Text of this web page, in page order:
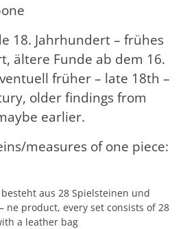
18. Jahrhundert – frühes
ältere Funde ab dem 16.
früher – late 18th –
older findings from
earlier.
measures of one piece:
aus 28 Spielsteinen und
ne product, every set consists of 28
a leather bag